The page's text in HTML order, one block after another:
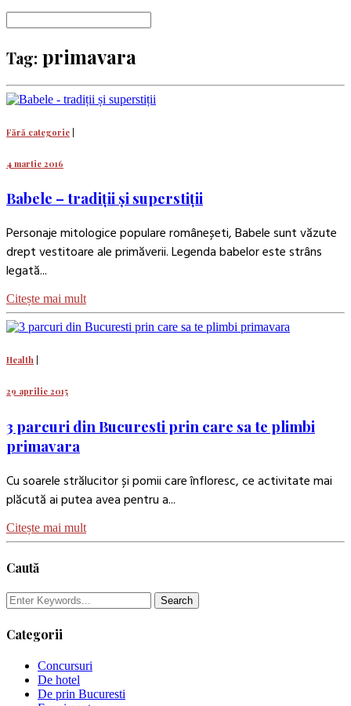
Tag: primavara
Fără categorie |
4 martie 2016
Babele – tradiții și superstiții
Personaje mitologice populare româneșeti, Babele sunt văzute
drept vestitoare ale primăverii. Legenda babelor este strâns
legată...
Citește mai mult
Health
29 aprilie 2015
3 parcuri din Bucuresti prin care sa te plimbi
primavara
Cu soarele strălucitor și pomii care înfloresc, ce activitate mai
plăcută ai putea avea pentru a...
Citește mai mult
Caută
Categorii
Concursuri
De hotel
De prin Bucuresti